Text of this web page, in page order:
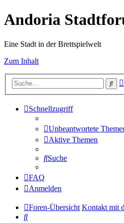
Andoria
Eine Stadt in der Brettspielwelt
Zum Inhalt
Schnellzugriff
Unbeantwortete
Aktive Themen
Suche
FAQ
Anmelden
Foren-Übersicht Kontakt mit
Suche